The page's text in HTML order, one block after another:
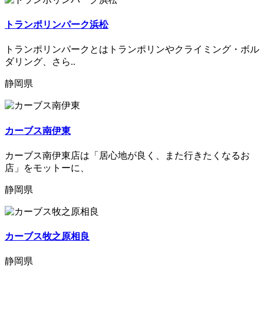
トランポリンパーク浜松
トランポリンパークとはトランポリンやクライミング・ボル
ダリング、さら..
静岡県
カーブス南伊東
カーブス南伊東店は「居心地が良く、また行きたくなるお
店」をモットーに、
静岡県
カーブス牧之原相良
静岡県